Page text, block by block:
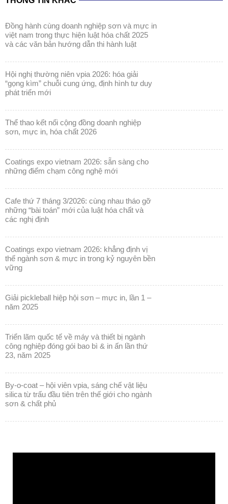
đồng hành cùng doanh nghiệp sơn và mực in
việt nam trong thực hiện luật hóa chất 2025
và các văn bản hướng dẫn thi hành luật
hội nghị thường niên vpia 2026: hóa giải
“gọng kìm” chuỗi cung ứng, định hình tư duy
phát triển mới
thể thao kết nối cộng đồng doanh nghiệp
sơn, mực in, hóa chất 2026
coatings expo vietnam 2026: sẵn sàng cho
những điểm chạm công nghệ mới
cafe thứ 7 tháng 3/2026: cùng nhau tháo gỡ
những “bài toán” mới của luật hóa chất và
các nghị định
coatings expo vietnam 2026: khẳng định vị
thế ngành sơn & mực in trong kỷ nguyên bền
vững
giải pickleball hiệp hội sơn – mực in, lần 1 –
năm 2025
triển lãm quốc tế về máy và thiết bị ngành
công nghiệp đóng gói bao bì & in ấn lần thứ
23, năm 2025
by-o-coat – hội viên vpia, sáng chế vật liệu
silica từ trấu đầu tiên trên thế giới cho ngành
sơn & chất phủ